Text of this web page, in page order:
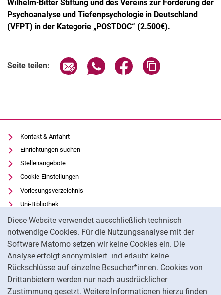
Diese Website verwendet ausschließlich technisch
notwendige Cookies. Für die Nutzungsanalyse mit der
Software Matomo setzen wir keine Cookies ein. Die
Analyse erfolgt anonymisiert und erlaubt keine
Rückschlüsse auf einzelne Besucher*innen. Cookies von
Drittanbietern werden nur nach ausdrücklicher
Zustimmung gesetzt. Weitere Informationen hierzu finden
Wilhelm-Bitter Stiftung und des Vereins zur Förderung der
Psychoanalyse und Tiefenpsychologie in Deutschland
(VFPT) in der Kategorie „POSTDOC“ (2.500€).
Seite teilen: Seite über E-Mail teilen
Seite über WhatsApp teilen
Seite über Facebook
Kontakt & Anfahrt
Einrichtungen suchen
Stellenangebote
Cookie-Einstellungen
Vorlesungsverzeichnis
Uni-Bibliothek
Moodle
Panopto
Datenschutz
Barrierefreiheit
Transparenter KI-Einsatz